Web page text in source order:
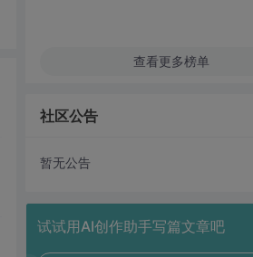
查看更多榜单
社区公告
暂无公告
试试用AI创作助手写篇文章吧